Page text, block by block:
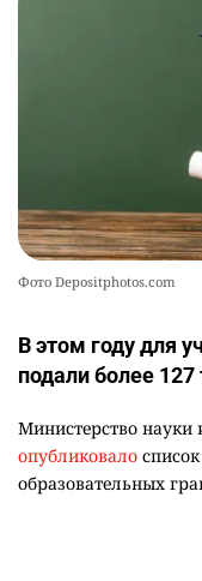
Фото Depositphotos.com
В этом году для
подали более
Министерство науки
опубликовало
образовательных